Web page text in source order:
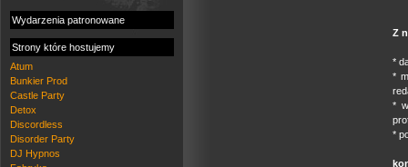
Wydarzenia patronowane
Strony które hostujemy
Atum
Bunkier Prod
Castle Party
Detox
Discordless
Disorder Party
DJ Hypnos
Z
*
*
*
*